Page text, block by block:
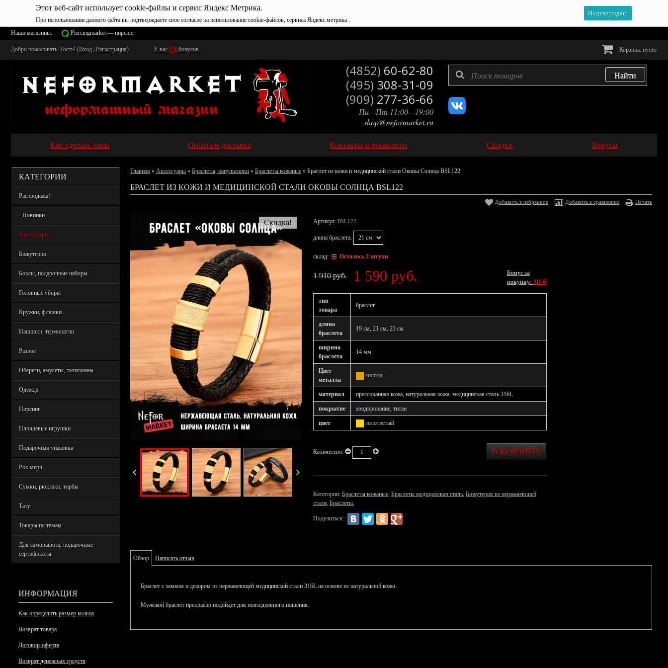
Этот веб-сайт использует cookie-файлы и сервис Яндекс Метрика.
При использовании данного сайта вы подтверждаете свое согласие на использование cookie-файлов, сервиса Яндекс.метрика .
Подтверждаю
Наши магазины: Piercingmarket — пирсинг
Добро пожаловать, Гость! (Вход Регистрация) У вас 0 ₽ бонусов Корзина: пусто
(4852) 60-62-80
(495) 308-31-09
(909) 277-36-66
Пн—Пт 11:00—19:00
shop@neformarket.ru
Как сделать заказ Оплата и доставка Контакты и реквизиты Скидки Бонусы
КАТЕГОРИИ
Распродажа!
- Новинки -
Аксессуары
Бижутерия
Боксы, подарочные наборы
Головные уборы
Кружки, фляжки
Нашивки, термопатчи
Разное
Обереги, амулеты, талисманы
Одежда
Пирсинг
Плюшевые игрушки
Подарочная упаковка
Рок мерч
Сумки, рюкзаки, торбы
Тату
Товары по темам
Для самовывоза; подарочные
сертификаты
ИНФОРМАЦИЯ
Как определить размер кольца
Возврат товара
Договор-оферта
Возврат денежных средств
Главная » Аксессуары » Браслеты, напульсники » Браслеты кожаные » Браслет из кожи и медицинской стали Оковы Солнца BSL122
БРАСЛЕТ ИЗ КОЖИ И МЕДИЦИНСКОЙ СТАЛИ ОКОВЫ СОЛНЦА BSL122
Добавить в избранное Добавить к сравнению Печать
Скидка! Артикул: BSL122
длина браслета:
склад: Осталось 2 штуки
1 910 руб. 1 590 руб.
Бонус за
покупку: 111 ₽
тип
товара
браслет
длина
браслета
19 см, 21 см, 23 см
ширина
браслета
14 мм
Цвет
металла
золото
материал прессованная кожа, натуральная кожа, медицинская сталь 316L
покрытие анодирование, титан
цвет золотистый
Количество:
Категории: Браслеты кожаные, Браслеты медицинская сталь, Бижутерия из нержавеющей
стали, Браслеты,
Поделиться:
Обзор Написать отзыв
Браслет с замком и декором из нержавеющей медицинской стали 316L на основе из натуральной кожи.
Мужской браслет прекрасно подойдет для повседневного ношения.